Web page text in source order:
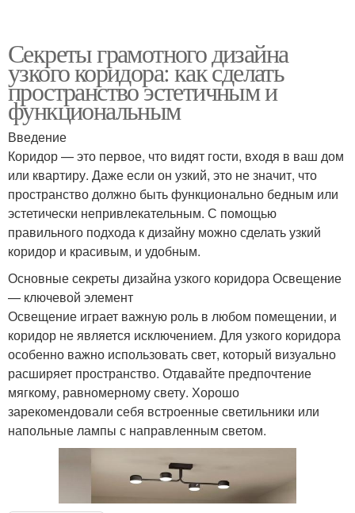
Секреты грамотного дизайна
узкого коридора: как сделать
пространство эстетичным и
функциональным
Введение
Коридор — это первое, что видят гости, входя в ваш дом
или квартиру. Даже если он узкий, это не значит, что
пространство должно быть функционально бедным или
эстетически непривлекательным. С помощью
правильного подхода к дизайну можно сделать узкий
коридор и красивым, и удобным.
Основные секреты дизайна узкого коридора Освещение
— ключевой элемент
Освещение играет важную роль в любом помещении, и
коридор не является исключением. Для узкого коридора
особенно важно использовать свет, который визуально
расширяет пространство. Отдавайте предпочтение
мягкому, равномерному свету. Хорошо
зарекомендовали себя встроенные светильники или
напольные лампы с направленным светом.